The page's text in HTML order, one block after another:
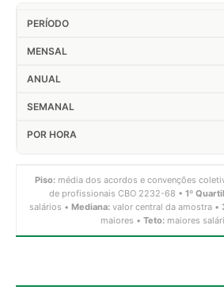
Piso: média dos acordos e convenções
de profissionais CBO 2232-68 • 1º
salários • Mediana: valor central da amostra •
maiores • Teto: maiores